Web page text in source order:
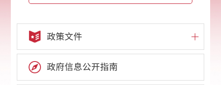
政策文件
政府信息公开指南